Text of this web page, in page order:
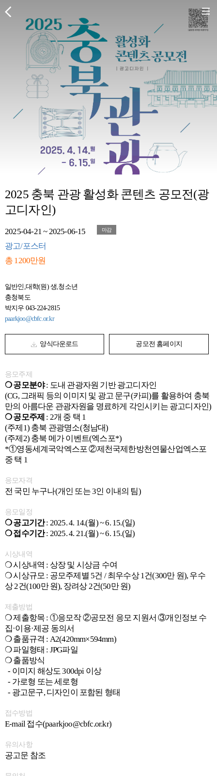
2025 충북 관광 활성화 콘텐츠 공모전(광
고디자인)
2025-04-21 ~ 2025-06-15 마감
광고/포스터
총 1200만원
일반인,대학(원) 생,청소년
충청북도
박지우 043-224-2815
paarkjoo@cbfc.or.kr
양식다운로드 공모전 홈페이지
응모주제
❍ 공모분야: 도내 관광자원 기반 광고디자인
(CG, 그래픽 등의 이미지 및 광고 문구(카피)를 활용하여 충북
만의 아름다운 관광자원을 명료하게 각인시키는 광고디자인)
❍ 공모주제 : 2개 중 택 1
(주제1) 충북 관광명소(청남대)
(주제2) 충북 메가 이벤트(엑스포*)
*①영동세계국악엑스포 ②제천국제한방천연물산업엑스포
중 택 1
응모자격
전 국민 누구나(개인 또는 3인 이내의 팀)
응모일정
❍ 공고기간: 2025. 4. 14.(월) ~ 6. 15.(일)
❍ 접수기간: 2025. 4. 21.(월) ~ 6. 15.(일)
시상내역
❍ 시상내역 : 상장 및 시상금 수여
❍ 시상규모 : 공모주제별 5건 / 최우수상 1건(300만 원), 우수
상 2건(100만 원), 장려상 2건(50만 원)
제출방법
❍ 제출항목 : ①응모작 ②공모전 응모 지원서 ③개인정보 수
집·이용·제공 동의서
❍ 출품규격 : A2(420mm×594mm)
❍ 파일형태 : JPG파일
❍ 출품방식
- 이미지 해상도 300dpi 이상
- 가로형 또는 세로형
- 광고문구, 디자인이 포함된 형태
접수방법
E-mail 접수(paarkjoo@cbfc.or.kr)
유의사항
공고문 참조